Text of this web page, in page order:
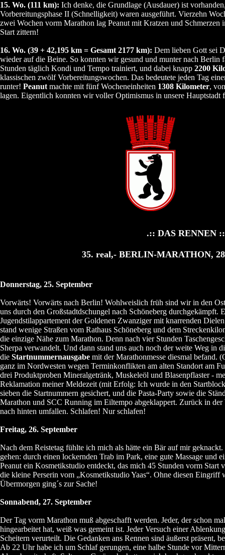
15. Wo. (111 km): Ich denke, die Grundlage (Ausdauer) ist
Vorbereitungsphase II (Schnelligkeit) waren ausgeführt. Vierzehn
zwei Wochen vorm Marathon lag Peanut mit Kratzen und
Start zittern!
16. Wo. (39 + 42,195 km = Gesamt 2177 km): Dem lieben Gott sei
wieder auf die Beine. So konnten wir gesund und munter nach Berlin
Stunden täglich Kondi und Tempo trainiert, und dabei knapp 2200
klassischen zwölf Vorbereitungswochen. Das bedeutete jeden Tag
runter! Peanut machte mit fünf Wocheneinheiten 1308 Kilometer,
lagen. Eigentlich konnten wir voller Optimismus in unsere Hauptstadt
.:: DAS RENNEN
35. real,- BERLIN-MARATHON,
Donnerstag, 25. September
Vorwärts! Vorwärts nach Berlin! Wohlweislich früh sind wir in den
uns durch den Großstadtdschungel nach Schöneberg
Jugendstilappartement der Goldenen Zwanziger mit knarrenden
stand wenige Straßen vom Rathaus Schöneberg und dem
die einzige Nähe zum Marathon. Denn nach vier Stunden
Sherpa verwandelt. Und dann stand uns auch noch der weite Weg in
die Startnummernausgabe mit der Marathonmesse diesmal befand.
ganz im Nordwesten wegen Terminkonflikten am alten Standort am
drei Produktproben Mineralgetränk, Muskeleöl und Blasenpflaster -
Reklamation meiner Meldezeit (mit Erfolg: Ich wurde in den
sieben die Startnummern gesichert, und die Pasta-Party sowie die
Marathon und SCC Running im Eiltempo abgeklappert. Zurück in
nach hinten umfallen. Schlafen! Nur schlafen!
Freitag, 26. September
Nach dem Reistetag fühlte ich mich als hätte ein Bär auf mir
gehen: durch einen lockernden Trab im Park, eine gute Massage und
Peanut ein Kosmetikstudio entdeckt, das mich 45 Stunden vorm
die kleine Perserin vom „Kosmetikstudio Yaas“. Ohne diesen
Übermorgen ging´s zur Sache!
Sonnabend, 27. September
Der Tag vorm Marathon muß abgeschafft werden. Jeder, der schon
hingearbeitet hat, weiß was gemeint ist. Jeder Versuch einer
Scheitern verurteilt. Die Gedanken ans Rennen sind äußerst präsent,
Ab 22 Uhr habe ich um Schlaf gerungen, eine halbe Stunde vor